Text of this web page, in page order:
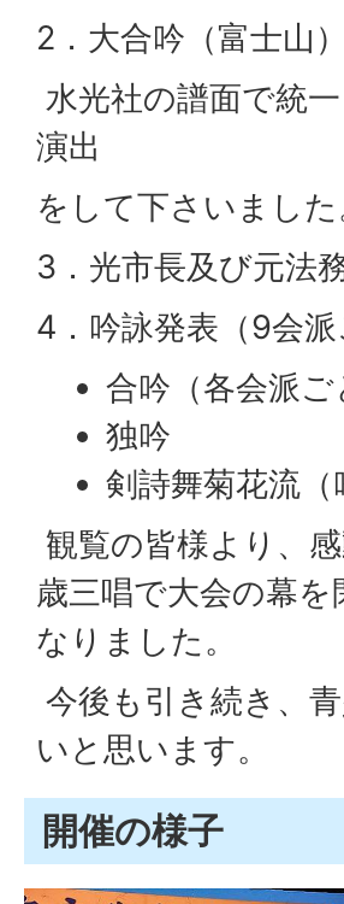
2．大合吟（富士山）
水光社の譜面で統
演出
をして下さいました
3．光市長及び元法
4．吟詠発表（9会
合吟（各会派ご
独吟
剣詩舞菊花流
観覧の皆様より、
歳三唱で大会の幕
なりました。
今後も引き続き、
いと思います。
開催の様子